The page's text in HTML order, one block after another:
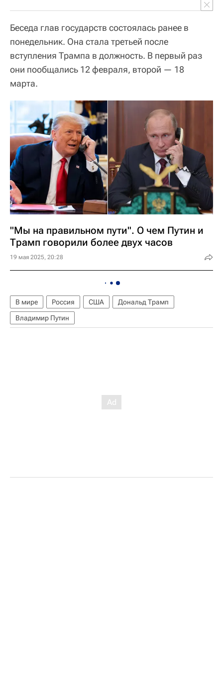
Беседа глав государств состоялась ранее в
понедельник. Она стала третьей после
вступления Трампа в должность. В первый раз
они пообщались 12 февраля, второй — 18
марта.
"Мы на правильном пути". О чем Путин и
Трамп говорили более двух часов
19 мая 2025, 20:28
В мире Россия США
Дональд Трамп
Владимир Путин